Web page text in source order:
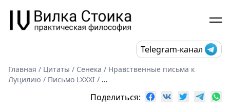
Telegram-канал
Главная / Цитаты / Сенека / Нравственные письма к
Луцилию / Письмо LXXXI / ...
Поделиться: